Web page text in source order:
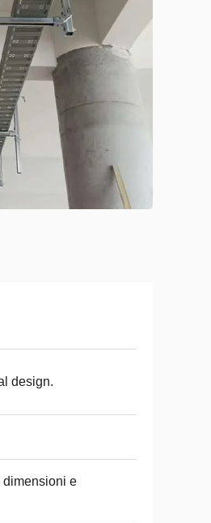
design.
dimensioni e